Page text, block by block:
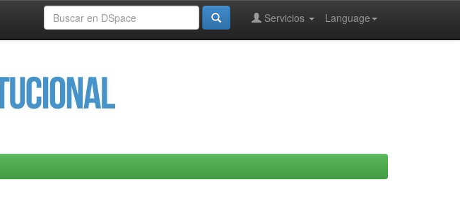
Language
Servicios